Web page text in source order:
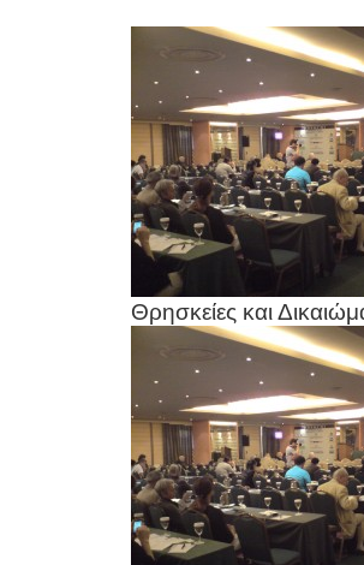
Θρησκείες και